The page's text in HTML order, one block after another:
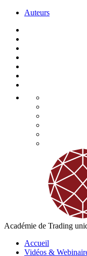
Auteurs
Académie de Trading
Accueil
Vidéos &